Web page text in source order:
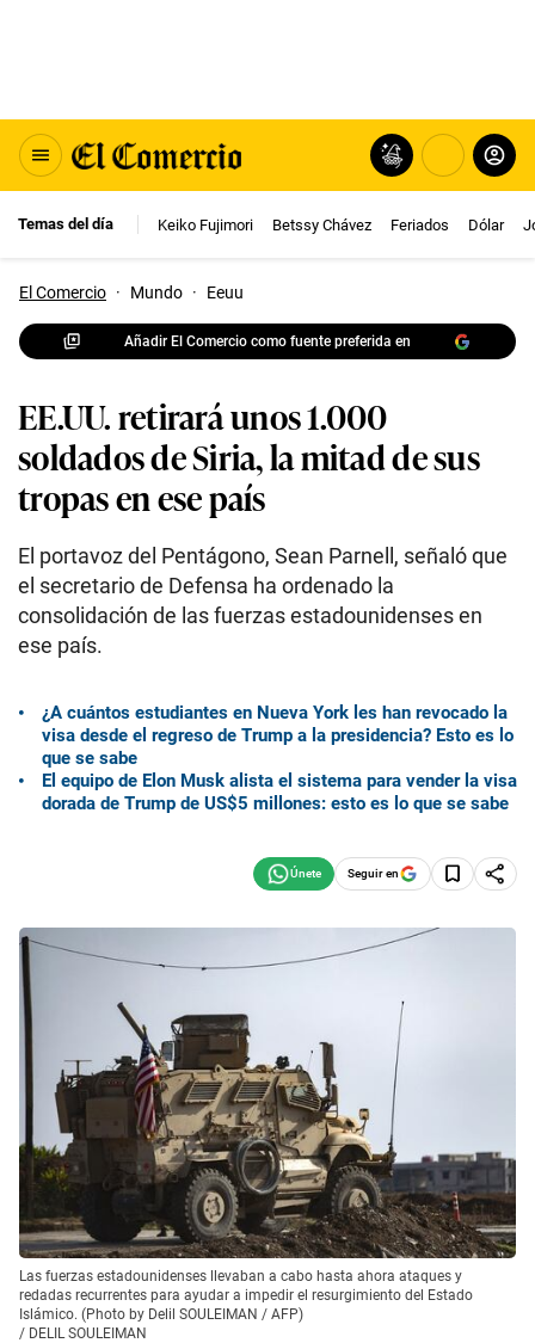
Temas del día Keiko Fujimori Betssy Chávez Feriados Dólar
El Comercio · Mundo · Eeuu
Añadir El Comercio como fuente preferida en
EE.UU. retirará unos 1.000
soldados de Siria, la mitad de sus
tropas en ese país
El portavoz del Pentágono, Sean Parnell, señaló que
el secretario de Defensa ha ordenado la
consolidación de las fuerzas estadounidenses en
ese país.
¿A cuántos estudiantes en Nueva York les han revocado la
visa desde el regreso de Trump a la presidencia? Esto es lo
que se sabe
El equipo de Elon Musk alista el sistema para vender la visa
dorada de Trump de US$5 millones: esto es lo que se sabe
Seguir en
Las fuerzas estadounidenses llevaban a cabo hasta ahora ataques y
redadas recurrentes para ayudar a impedir el resurgimiento del Estado
Islámico. (Photo by Delil SOULEIMAN / AFP)
/ DELIL SOULEIMAN